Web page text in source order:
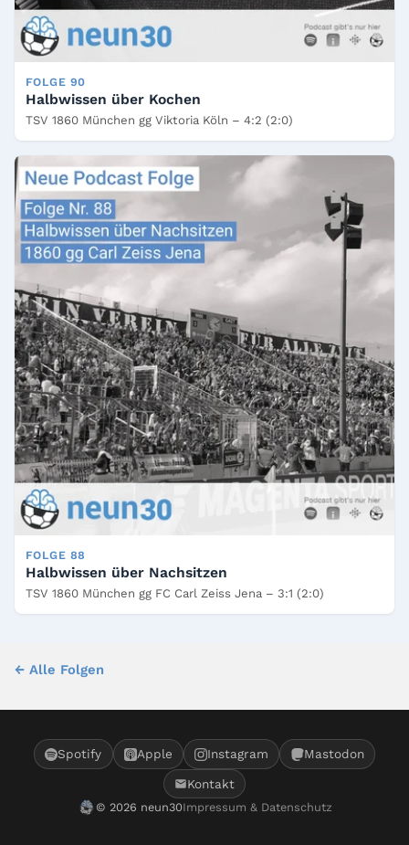
FOLGE 90
Halbwissen über Kochen
TSV 1860 München gg Viktoria Köln – 4:2 (2:0)
FOLGE 88
Halbwissen über Nachsitzen
TSV 1860 München gg FC Carl Zeiss Jena – 3:1 (2:0)
← Alle Folgen
Spotify Apple Instagram Mastodon
Kontakt
© 2026 neun30Impressum & Datenschutz